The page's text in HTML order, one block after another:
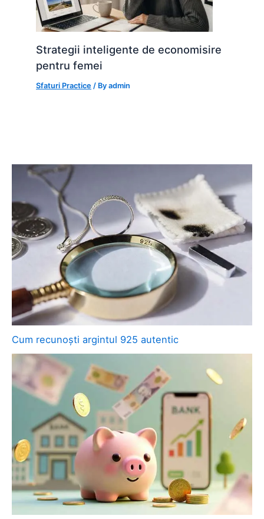
Strategii inteligente de economisire
pentru femei
Sfaturi Practice / Byadmin
Cum recunoști argintul 925 autentic